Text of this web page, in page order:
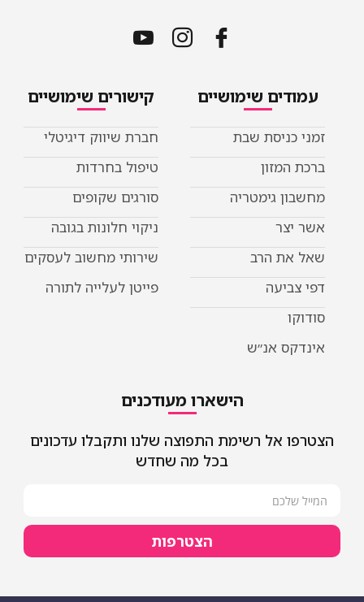
עמודים שימושיים
זמני כניסת שבת
ברכת המזון
מחשבון גימטריה
אשר יצר
שאל את הרב
דפי צביעה
סודוקו
אינדקס אנ״ש
קישורים שימושיים
חברת שיווק דיגיטלי
טיפול בחרדות
סורגים שקופים
ניקוי חלונות בגובה
שירותי מחשוב לעסקים
פייטן לעלייה לתורה
הישארו מעודכנים
הצטרפו אל רשימת התפוצה שלנו ותקבלו עדכונים
בכל מה שחדש
הצטרפות